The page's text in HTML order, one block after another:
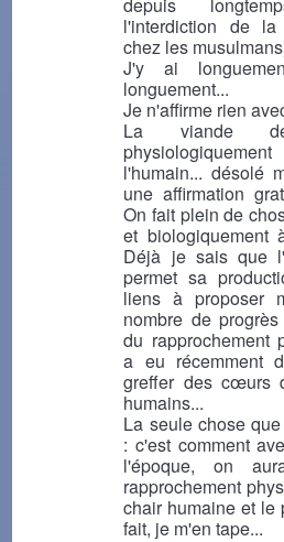
l'interdiction de
chez les
J'y ai
longuement...
Je n'affirme rien
La viande
l'humain... désolé
une affirmation
On fait plein de
et biologiquement
Déjà je sais que
permet sa
liens à proposer
nombre de
du rapprochement
a eu récemment
greffer des cœurs
humains...
La seule chose
: c'est comment
l'époque, on
rapprochement
chair humaine et le
fait, je m'en tape...